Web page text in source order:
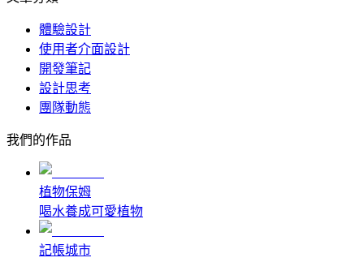
體驗設計
使用者介面設計
開發筆記
設計思考
團隊動態
我們的作品
植物保姆
喝水養成可愛植物
記帳城市